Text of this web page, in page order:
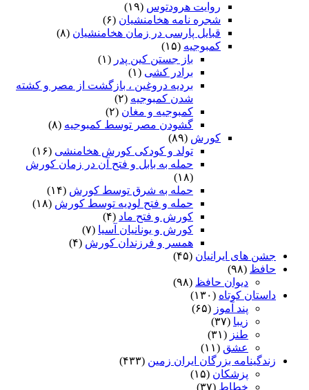
روایت هرودتوس (۱۹)
شجره نامه هخامنشیان (۶)
قبایل پارسی در زمان هخامنشیان (۸)
کمبوجیه (۱۵)
باز جستن کین پدر (۱)
برادر کشی (۱)
بردیه دروغین ، بازگشت از مصر و کشته
شدن کمبوجیه (۲)
کمبوجیه و مغان (۲)
گشودن مصر توسط کمبوجیه (۸)
کورش (۸۹)
تولد و کودکی کورش هخامنشی (۱۶)
حمله به بابل و فتح آن در زمان کورش
(۱۸)
حمله به شرق توسط کورش (۱۴)
حمله و فتح لودیه توسط کورش (۱۸)
کورش و فتح ماد (۴)
کورش و یونانیان آسیا (۷)
همسر و فرزندان کورش (۴)
جشن های ایرانیان (۴۵)
حافظ (۹۸)
دیوان حافظ (۹۸)
داستان کوتاه (۱۳۰)
پند آموز (۶۵)
زیبا (۳۷)
طنز (۳۱)
عشق (۱۱)
زندگینامه بزرگان ایران زمین (۴۳۳)
پزشکان (۱۵)
خطاط (۳۷)